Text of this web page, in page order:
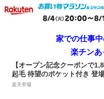
家での仕事
楽チンあ
【オープン記念クーポンで
起毛 待望のポケット付き 登
ィース ロング 秋 リブ ワイド
楽天市場